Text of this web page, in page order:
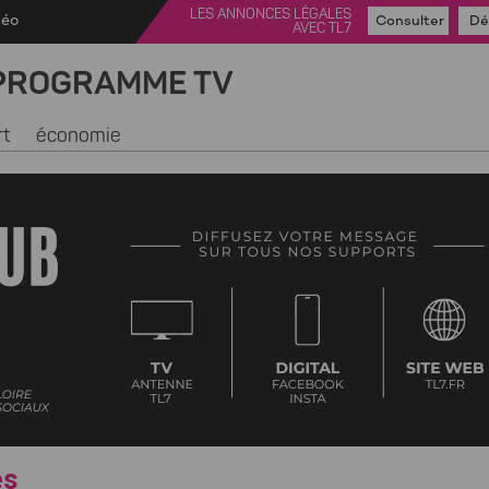
LES ANNONCES LÉGALES
AVEC TL7
Consulter
TV
économie